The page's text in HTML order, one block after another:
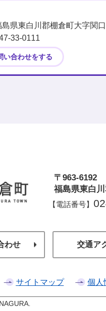
県東白川郡棚倉町大字関
33-0111
い合わせをする
棚倉町
〒963-6192
福島県東白
【電話番号】
わせ 交通ア
サイトマップ 個人